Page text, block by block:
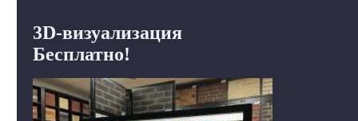
3D-визуализация
Бесплатно!